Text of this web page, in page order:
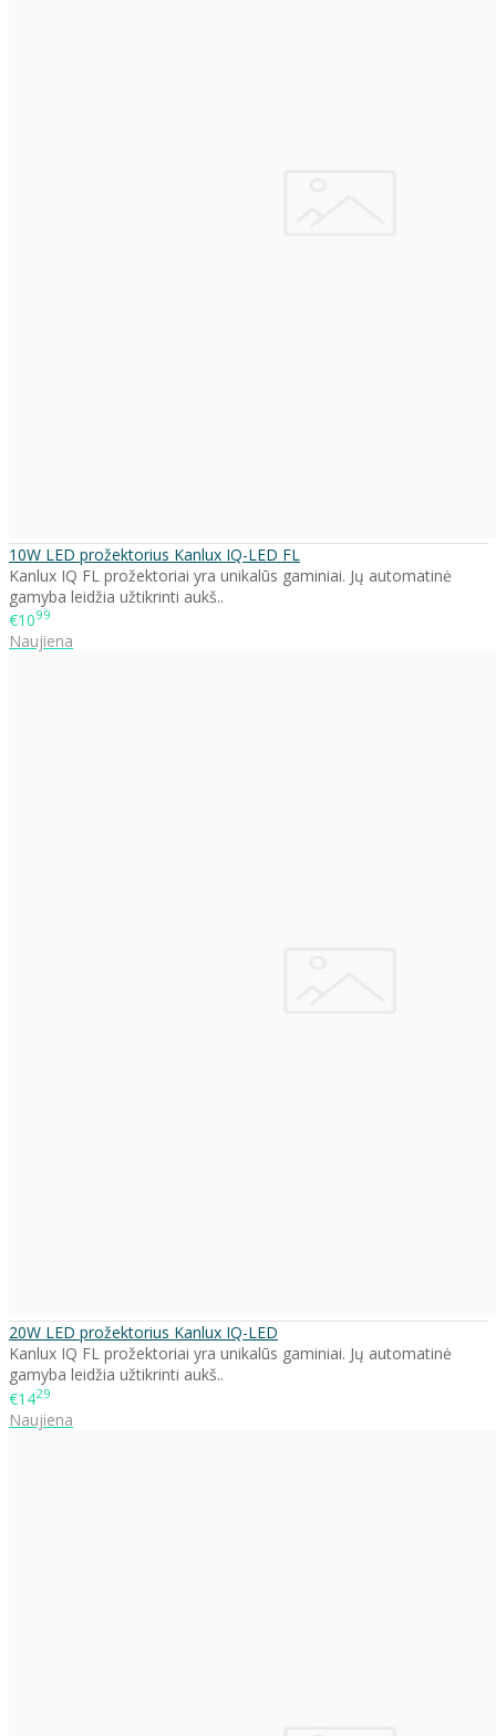
10W LED prožektorius Kanlux IQ-LED FL
Kanlux IQ FL prožektoriai yra unikalūs gaminiai. Jų automatinė
gamyba leidžia užtikrinti aukš..
€1099
Naujiena
20W LED prožektorius Kanlux IQ-LED
Kanlux IQ FL prožektoriai yra unikalūs gaminiai. Jų automatinė
gamyba leidžia užtikrinti aukš..
€1429
Naujiena